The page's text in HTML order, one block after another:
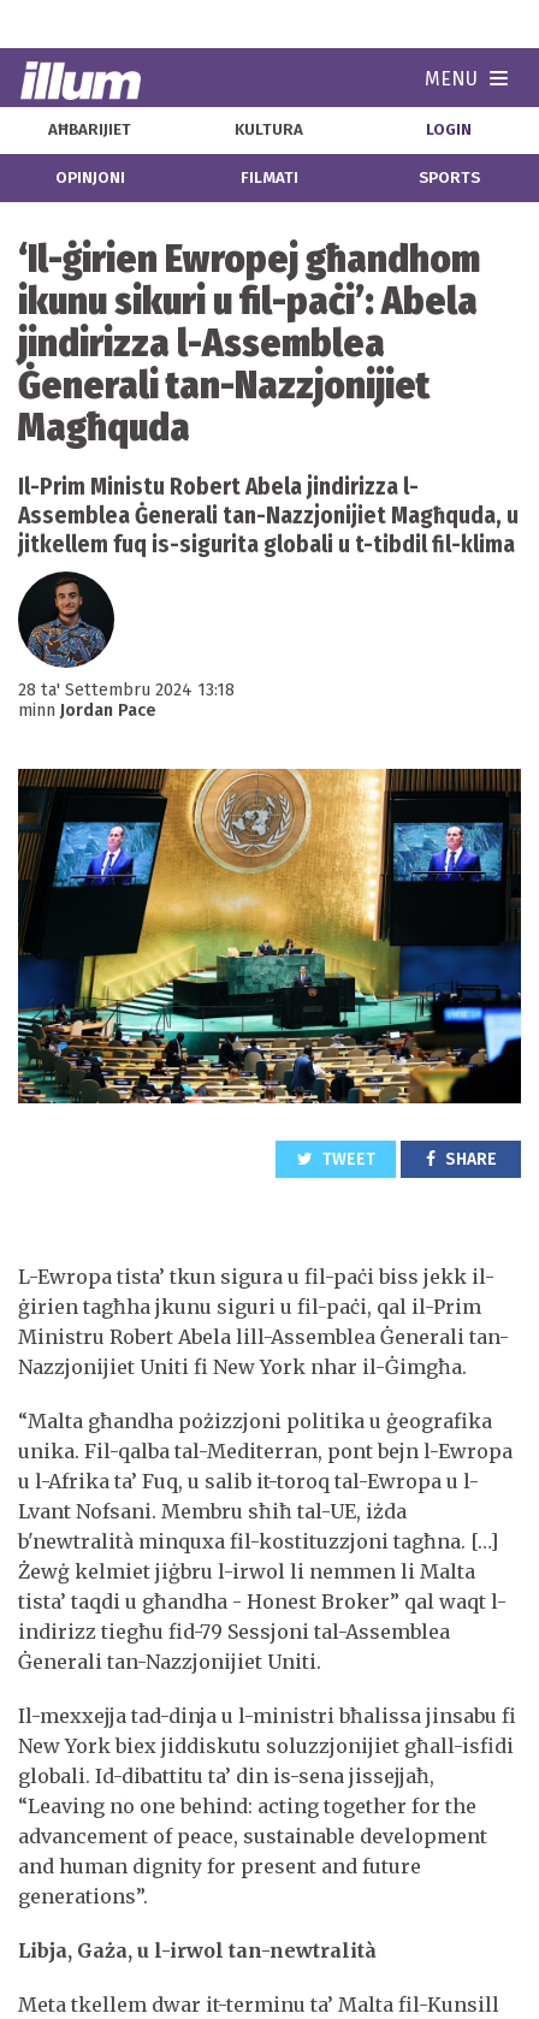
MENU
AĦBARIJIET KULTURA LOGIN
OPINJONI FILMATI SPORTS
‘Il-ġirien Ewropej għandhom
ikunu sikuri u fil-paċi’: Abela
jindirizza l-Assemblea
Ġenerali tan-Nazzjonijiet
Magħquda
Il-Prim Ministu Robert Abela jindirizza l-
Assemblea Ġenerali tan-Nazzjonijiet Magħquda, u
jitkellem fuq is-sigurita globali u t-tibdil fil-klima
28 ta' Settembru 2024 13:18
minn Jordan Pace
TWEET SHARE
L-Ewropa tista’ tkun sigura u fil-paċi biss jekk il-
ġirien tagħha jkunu siguri u fil-paċi, qal il-Prim
Ministru Robert Abela lill-Assemblea Ġenerali tan-
Nazzjonijiet Uniti fi New York nhar il-Ġimgħa.
“Malta għandha pożizzjoni politika u ġeografika
unika. Fil-qalba tal-Mediterran, pont bejn l-Ewropa
u l-Afrika ta’ Fuq, u salib it-toroq tal-Ewropa u l-
Lvant Nofsani. Membru sħiħ tal-UE, iżda
b'newtralità minquxa fil-kostituzzjoni tagħna. […]
Żewġ kelmiet jiġbru l-irwol li nemmen li Malta
tista’ taqdi u għandha - Honest Broker” qal waqt l-
indirizz tiegħu fid-79 Sessjoni tal-Assemblea
Ġenerali tan-Nazzjonijiet Uniti.
Il-mexxejja tad-dinja u l-ministri bħalissa jinsabu fi
New York biex jiddiskutu soluzzjonijiet għall-isfidi
globali. Id-dibattitu ta’ din is-sena jissejjaħ,
“Leaving no one behind: acting together for the
advancement of peace, sustainable development
and human dignity for present and future
generations”.
Libja, Gaża, u l-irwol tan-newtralità
Meta tkellem dwar it-terminu ta’ Malta fil-Kunsill